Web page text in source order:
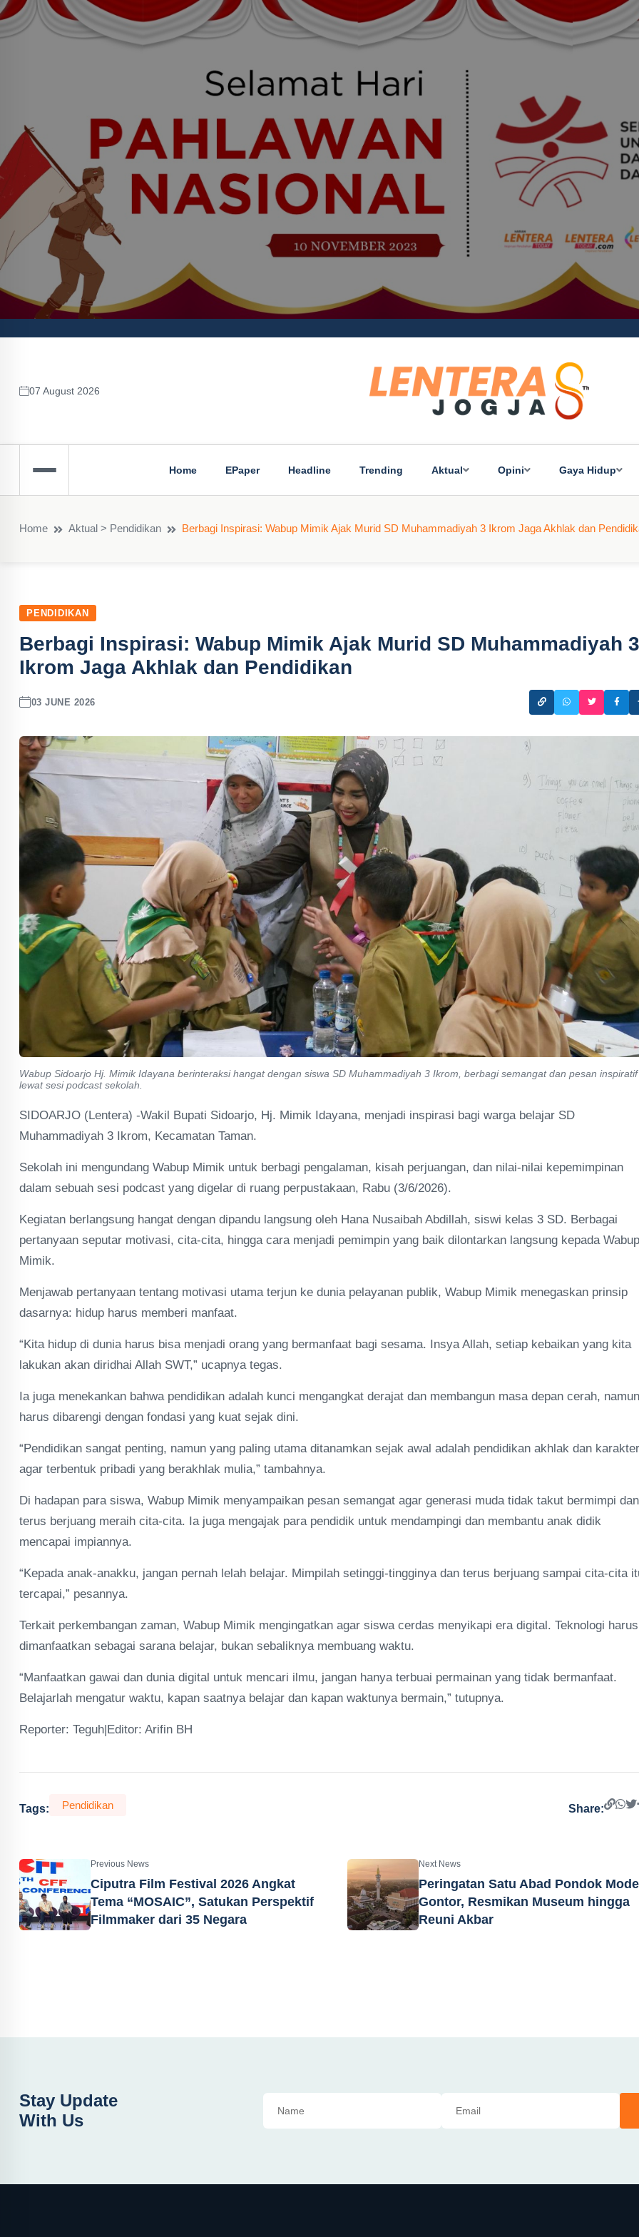
07 August 2026
Home EPaper Headline Trending Aktual Opini Gaya Hidup
Home Aktual > Pendidikan Berbagi Inspirasi: Wabup Mimik Ajak Murid SD Muhammadiyah 3 Ikrom Jaga Akhlak dan
PENDIDIKAN
Berbagi Inspirasi: Wabup Mimik Ajak Murid SD Muhammadiyah 3
Ikrom Jaga Akhlak dan Pendidikan
03 JUNE 2026
Wabup Sidoarjo Hj. Mimik Idayana berinteraksi hangat dengan siswa SD Muhammadiyah 3 Ikrom, berbagi semangat dan pesan inspiratif
lewat sesi podcast sekolah.
SIDOARJO (Lentera) -Wakil Bupati Sidoarjo, Hj. Mimik Idayana, menjadi inspirasi bagi warga belajar SD
Muhammadiyah 3 Ikrom, Kecamatan Taman.
Sekolah ini mengundang Wabup Mimik untuk berbagi pengalaman, kisah perjuangan, dan nilai-nilai kepemimpinan
dalam sebuah sesi podcast yang digelar di ruang perpustakaan, Rabu (3/6/2026).
Kegiatan berlangsung hangat dengan dipandu langsung oleh Hana Nusaibah Abdillah, siswi kelas 3 SD. Berbagai
pertanyaan seputar motivasi, cita-cita, hingga cara menjadi pemimpin yang baik dilontarkan langsung kepada Wabup
Mimik.
Menjawab pertanyaan tentang motivasi utama terjun ke dunia pelayanan publik, Wabup Mimik menegaskan prinsip
dasarnya: hidup harus memberi manfaat.
“Kita hidup di dunia harus bisa menjadi orang yang bermanfaat bagi sesama. Insya Allah, setiap kebaikan yang kita
lakukan akan diridhai Allah SWT,” ucapnya tegas.
Ia juga menekankan bahwa pendidikan adalah kunci mengangkat derajat dan membangun masa depan cerah, namun
harus dibarengi dengan fondasi yang kuat sejak dini.
“Pendidikan sangat penting, namun yang paling utama ditanamkan sejak awal adalah pendidikan akhlak dan karakter
agar terbentuk pribadi yang berakhlak mulia,” tambahnya.
Di hadapan para siswa, Wabup Mimik menyampaikan pesan semangat agar generasi muda tidak takut bermimpi dan
terus berjuang meraih cita-cita. Ia juga mengajak para pendidik untuk mendampingi dan membantu anak didik
mencapai impiannya.
“Kepada anak-anakku, jangan pernah lelah belajar. Mimpilah setinggi-tingginya dan terus berjuang sampai cita-cita
tercapai,” pesannya.
Terkait perkembangan zaman, Wabup Mimik mengingatkan agar siswa cerdas menyikapi era digital. Teknologi harus
dimanfaatkan sebagai sarana belajar, bukan sebaliknya membuang waktu.
“Manfaatkan gawai dan dunia digital untuk mencari ilmu, jangan hanya terbuai permainan yang tidak bermanfaat.
Belajarlah mengatur waktu, kapan saatnya belajar dan kapan waktunya bermain,” tutupnya.
Reporter: Teguh|Editor: Arifin BH
Tags: Pendidikan Share:
Previous News
Ciputra Film Festival 2026 Angkat
Tema “MOSAIC”, Satukan Perspektif
Filmmaker dari 35 Negara
Next News
Peringatan Satu Abad Pondok
Gontor, Resmikan Museum hingga
Reuni Akbar
Stay Update
With Us